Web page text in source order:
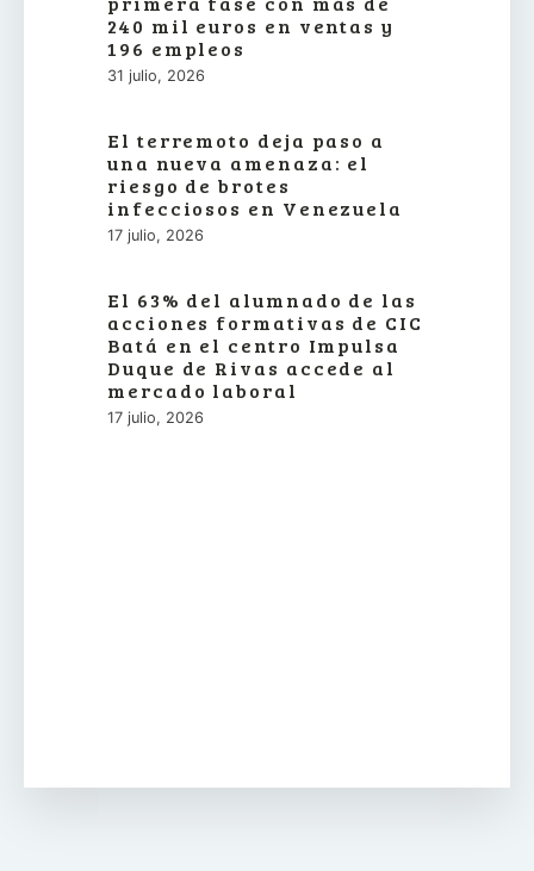
240 mil euros en ventas y
196 empleos
31 julio, 2026
El terremoto deja paso a
una nueva amenaza: el
riesgo de brotes
infecciosos en Venezuela
17 julio, 2026
El 63% del alumnado de las
acciones formativas de CIC
Batá en el centro Impulsa
Duque de Rivas accede al
mercado laboral
17 julio, 2026